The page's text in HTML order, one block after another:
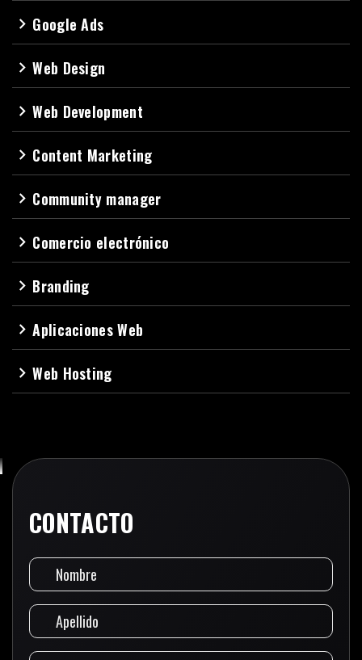
navigate_next Google Ads
navigate_nextWeb Design
navigate_nextWeb Development
navigate_next Content Marketing
navigate_next Community manager
navigate_next Comercio electrónico
navigate_next Branding
navigate_nextAplicaciones Web
navigate_nextWeb Hosting
CONTACTO